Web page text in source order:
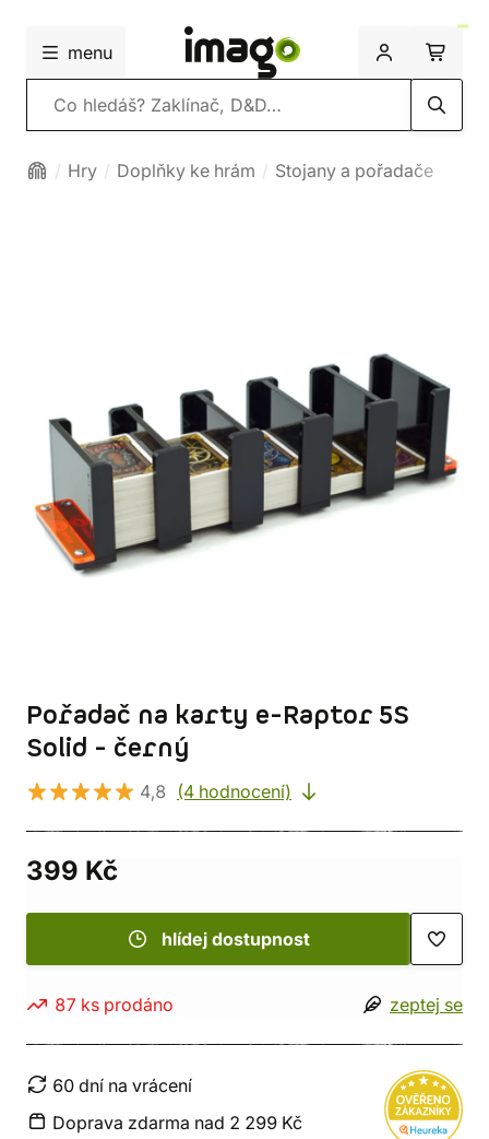
menu
Vyhledávání
Hry Doplňky ke hrám Stojany a pořadače
Pořadač na karty e-Raptor 5S
Solid - černý
4,8 (4 hodnocení)
399 Kč
hlídej dostupnost
87 ks prodáno zeptej se
60 dní na vrácení
Doprava zdarma nad 2 299 Kč